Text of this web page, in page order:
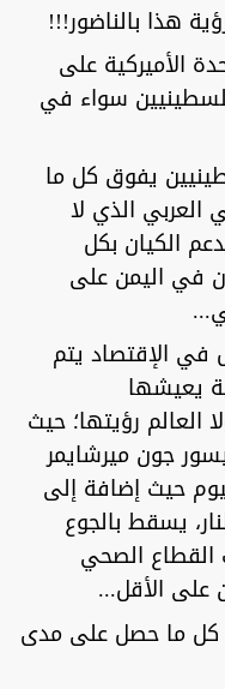
هذا بالناضور!!!
الأميركية على
سواء في
يفوق كل ما
العربي الذي لا
الكيان بكل
في اليمن على
في الإقتصاد يتم
يعيشها
العالم رؤيتها؛ حيث
جون ميرشايمر
حيث إضافة إلى
يسقط بالجوع
القطاع الصحي
على الأقل...
كل ما حصل على مدى